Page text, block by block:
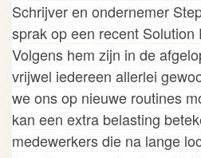
Schrijver en ondernemer
sprak op een recent Solution
Volgens hem zijn in de
vrijwel iedereen allerlei
we ons op nieuwe routines
kan een extra belasting
medewerkers die na lange